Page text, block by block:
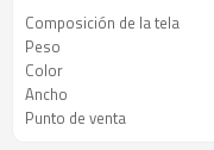
Composición de la tela
Peso
Color
Ancho
Punto de venta